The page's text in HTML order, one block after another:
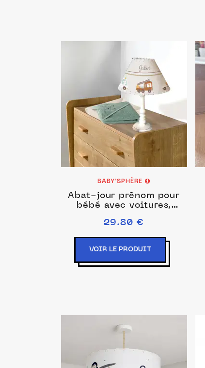
BABY’SPHÈRE
Abat-jour prénom pour
bébé avec voitures,
29.80 €
VOIR LE PRODUIT